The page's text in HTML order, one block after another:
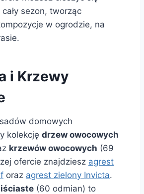
cały sezon, tworząc
w ogrodzie, na
i Krzewy
domowych
kolekcję drzew owocowych
krzewów owocowych (69
ofercie znajdziesz agrest
oraz agrest zielony Invicta.
(60 odmian) to